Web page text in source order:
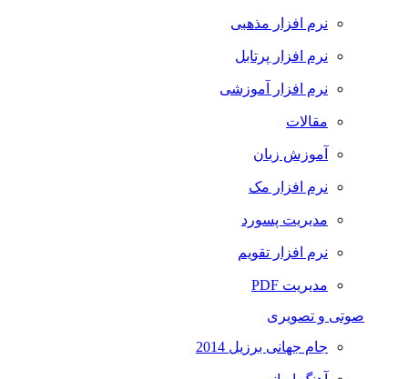
نرم افزار مذهبی
نرم افزار پرتابل
نرم افزار آموزشی
مقالات
آموزش زبان
نرم افزار مک
مدیریت پسورد
نرم افزار تقویم
مدیریت PDF
صوتی و تصویری
جام جهانی برزیل 2014